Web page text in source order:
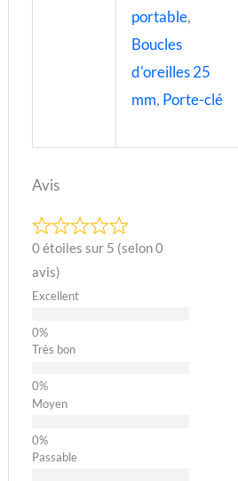
portable,
Boucles
d'oreilles 25
mm, Porte-clé
Avis
0 étoiles sur 5 (selon 0
avis)
Excellent
Très bon
Moyen
Passable